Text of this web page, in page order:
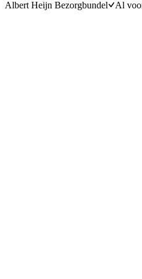
Albert Heijn Bezorgbundel Al